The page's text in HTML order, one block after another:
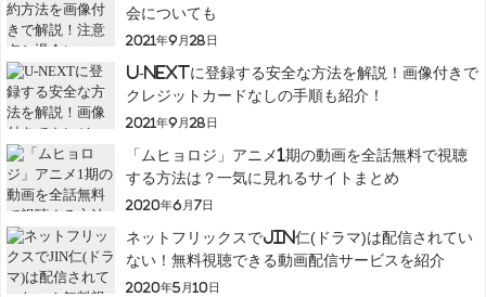
会についても
2021年9月28日
U-NEXTに登録する安全な方法を解説！画像付きで
クレジットカードなしの手順も紹介！
2021年9月28日
「ムヒョロジ」アニメ1期の動画を全話無料で視聴
する方法は？一気に見れるサイトまとめ
2020年6月7日
ネットフリックスでJIN仁(ドラマ)は配信されてい
ない！無料視聴できる動画配信サービスを紹介
2020年5月10日